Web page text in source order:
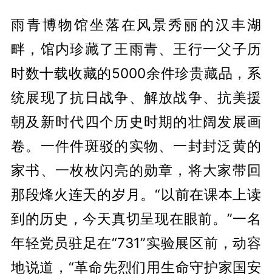
雨青博物馆坐落在风景秀丽的汉丰湖
畔，馆内珍藏了王雨青、王行一父子历
时数十载收藏的5000余件珍贵藏品，系
统展现了抗日战争、解放战争、抗美援
朝及新时代四个历史时期的壮阔发展画
卷。一件件斑驳的实物、一封封泛黄的
家书、一枚枚闪亮的勋章，将大家带回
那段烽火连天的岁月。“以前在课本上读
到的历史，今天真切呈现在眼前。”一名
年轻党员驻足在“731”实验展区前，动容
地说道，“革命先烈们用生命守护家国安